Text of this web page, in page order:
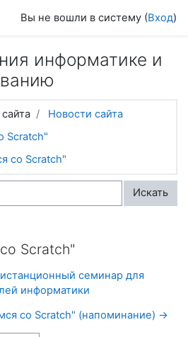
Вы не вошли в систему (Вход)
информатике и
Новости сайта
Scratch"
со Scratch"
Искать
Scratch"
семинар для
информатики
со Scratch" (напоминание) →